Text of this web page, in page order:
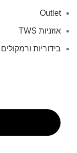
Outlet
אוזניות TWS
בידוריות ורמקולים